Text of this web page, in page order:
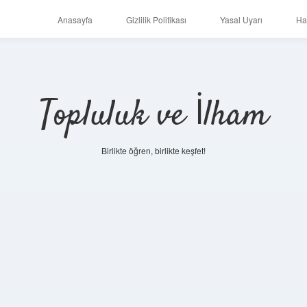
Anasayfa Gizlilik Politikası Yasal Uyarı
Topluluk ve İlham
Birlikte öğren, birlikte keşfet!